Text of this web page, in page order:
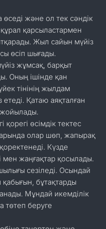
өседі және ол тек сәндік
қарсыластармен
Жыл сайын мүйіз
өсіп шығады.
жұмсақ, барқыт
Оның ішінде қан
тінінің жылдам
Қатаю аяқталған
жойылады.
қорегі өсімдік тектес
олар шөп, жапырақ
Күзде
мен жаңғақтар қосылады.
сезіледі. Осындай
бұтақтарды
Мұндай икемділік
төтеп беруге